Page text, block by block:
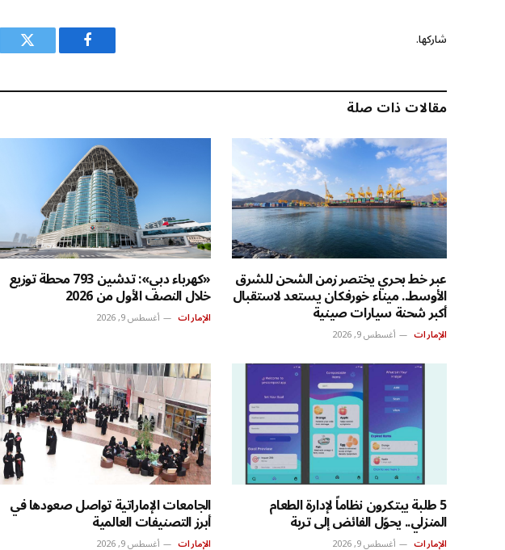
شاركها.
فيسبوك تويتر
مقالات ذات صلة
عبر خط بحري يختصر زمن الشحن للشرق
الأوسط.. ميناء خورفكان يستعد لاستقبال
أكبر شحنة سيارات صينية
الإمارات أغسطس 9, 2026
«كهرباء دبي»: تدشين 793 محطة توزيع
خلال النصف الأول من 2026
الإمارات أغسطس 9, 2026
5 طلبة يبتكرون نظاماً لإدارة الطعام
المنزلي.. يحوّل الفائض إلى تربة
الإمارات أغسطس 9, 2026
الجامعات الإماراتية تواصل صعودها في
أبرز التصنيفات العالمية
الإمارات أغسطس 9, 2026